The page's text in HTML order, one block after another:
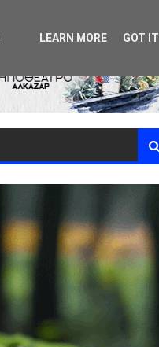
LEARN MORE GOT IT